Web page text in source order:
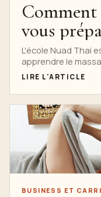
vous
mondiale
L'école Nuad Thai
apprendre le
passerelle...
LIRE L'ARTICLE
BUSINESS ET